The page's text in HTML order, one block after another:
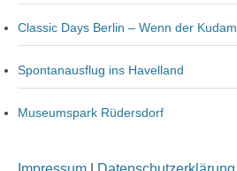
Classic Days Berlin – Wenn der
Spontanausflug ins Havelland
Museumspark Rüdersdorf